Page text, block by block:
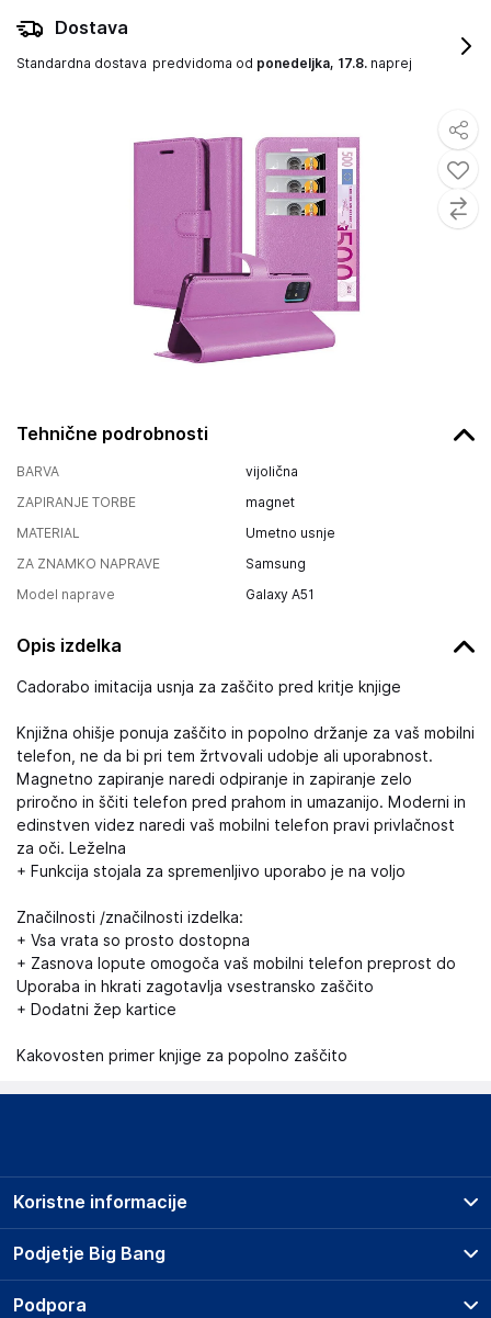
Tehnične podrobnosti
BARVA
vijolična
ZAPIRANJE TORBE
magnet
MATERIAL
Umetno usnje
ZA ZNAMKO NAPRAVE
Samsung
Model naprave
Galaxy A51
Opis izdelka
Cadorabo imitacija usnja za zaščito pred kritje knjige
Knjižna ohišje ponuja zaščito in popolno držanje za vaš mobilni
telefon, ne da bi pri tem žrtvovali udobje ali uporabnost.
Magnetno zapiranje naredi odpiranje in zapiranje zelo
priročno in ščiti telefon pred prahom in umazanijo. Moderni in
edinstven videz naredi vaš mobilni telefon pravi privlačnost
za oči. Leželna
+ Funkcija stojala za spremenljivo uporabo je na voljo
Značilnosti /značilnosti izdelka:
+ Vsa vrata so prosto dostopna
+ Zasnova lopute omogoča vaš mobilni telefon preprost do
Uporaba in hkrati zagotavlja vsestransko zaščito
+ Dodatni žep kartice
Kakovosten primer knjige za popolno zaščito
Dostava
Standardna dostava predvidoma od ponedeljka, 17.8. naprej
Podjetje Big Bang
O podjetju
Koristne informacije
Prodajna mesta
Storitve
Podpora